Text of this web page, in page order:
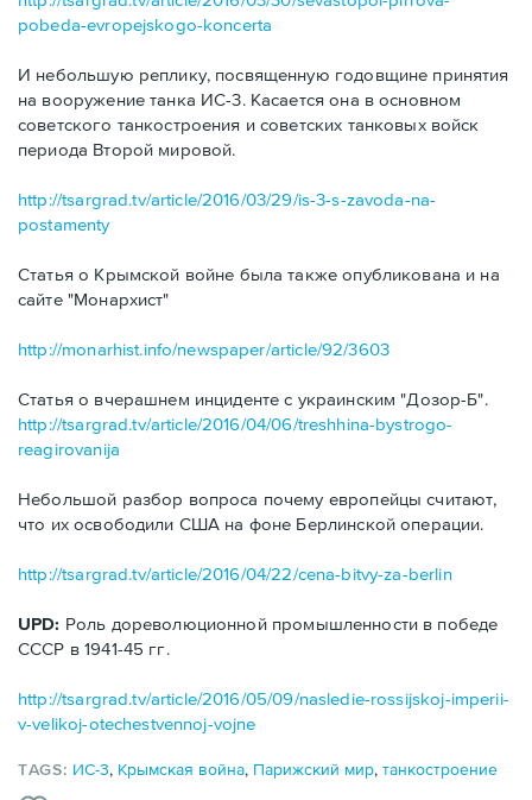
pobeda-evropejskogo-koncerta
И небольшую реплику, посвященную годовщине принятия
на вооружение танка ИС-3. Касается она в основном
советского танкостроения и советских танковых войск
периода Второй мировой.
http://tsargrad.tv/article/2016/03/29/is-3-s-zavoda-na-
postamenty
Статья о Крымской войне была также опубликована и на
сайте "Монархист"
http://monarhist.info/newspaper/article/92/3603
Статья о вчерашнем инциденте с украинским "Дозор-Б".
http://tsargrad.tv/article/2016/04/06/treshhina-bystrogo-
reagirovanija
Небольшой разбор вопроса почему европейцы считают,
что их освободили США на фоне Берлинской операции.
http://tsargrad.tv/article/2016/04/22/cena-bitvy-za-berlin
UPD: Роль дореволюционной промышленности в победе
СССР в 1941-45 гг.
http://tsargrad.tv/article/2016/05/09/nasledie-rossijskoj-imperii-
v-velikoj-otechestvennoj-vojne
TAGS: ИС-3, Крымская война, Парижский мир,танкостроение